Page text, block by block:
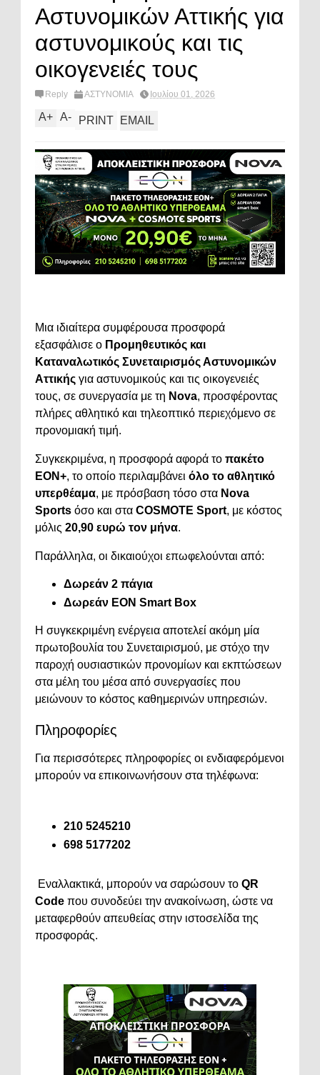
Αστυνομικών Αττικής για
αστυνομικούς και τις
οικογενειές τους
Reply ΑΣΤΥΝΟΜΙΑ Ιουλίου 01, 2026
A+ A- PRINT EMAIL
Μια ιδιαίτερα συμφέρουσα προσφορά
εξασφάλισε ο Προμηθευτικός και
Καταναλωτικός Συνεταιρισμός Αστυνομικών
Αττικής για αστυνομικούς και τις οικογενειές
τους, σε συνεργασία με τη Nova, προσφέροντας
πλήρες αθλητικό και τηλεοπτικό περιεχόμενο σε
προνομιακή τιμή.
Συγκεκριμένα, η προσφορά αφορά το πακέτο
EON+, το οποίο περιλαμβάνει όλο το αθλητικό
υπερθέαμα, με πρόσβαση τόσο στα Nova
Sports όσο και στα COSMOTE Sport, με κόστος
μόλις 20,90 ευρώ τον μήνα.
Παράλληλα, οι δικαιούχοι επωφελούνται από:
Δωρεάν 2 πάγια
Δωρεάν EON Smart Box
Η συγκεκριμένη ενέργεια αποτελεί ακόμη μία
πρωτοβουλία του Συνεταιρισμού, με στόχο την
παροχή ουσιαστικών προνομίων και εκπτώσεων
στα μέλη του μέσα από συνεργασίες που
μειώνουν το κόστος καθημερινών υπηρεσιών.
Πληροφορίες
Για περισσότερες πληροφορίες οι ενδιαφερόμενοι
μπορούν να επικοινωνήσουν στα τηλέφωνα:
210 5245210
698 5177202
Εναλλακτικά, μπορούν να σαρώσουν το QR
Code που συνοδεύει την ανακοίνωση, ώστε να
μεταφερθούν απευθείας στην ιστοσελίδα της
προσφοράς.